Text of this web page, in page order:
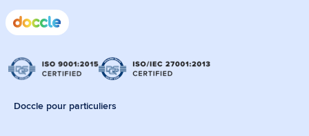
Doccle pour particuliers